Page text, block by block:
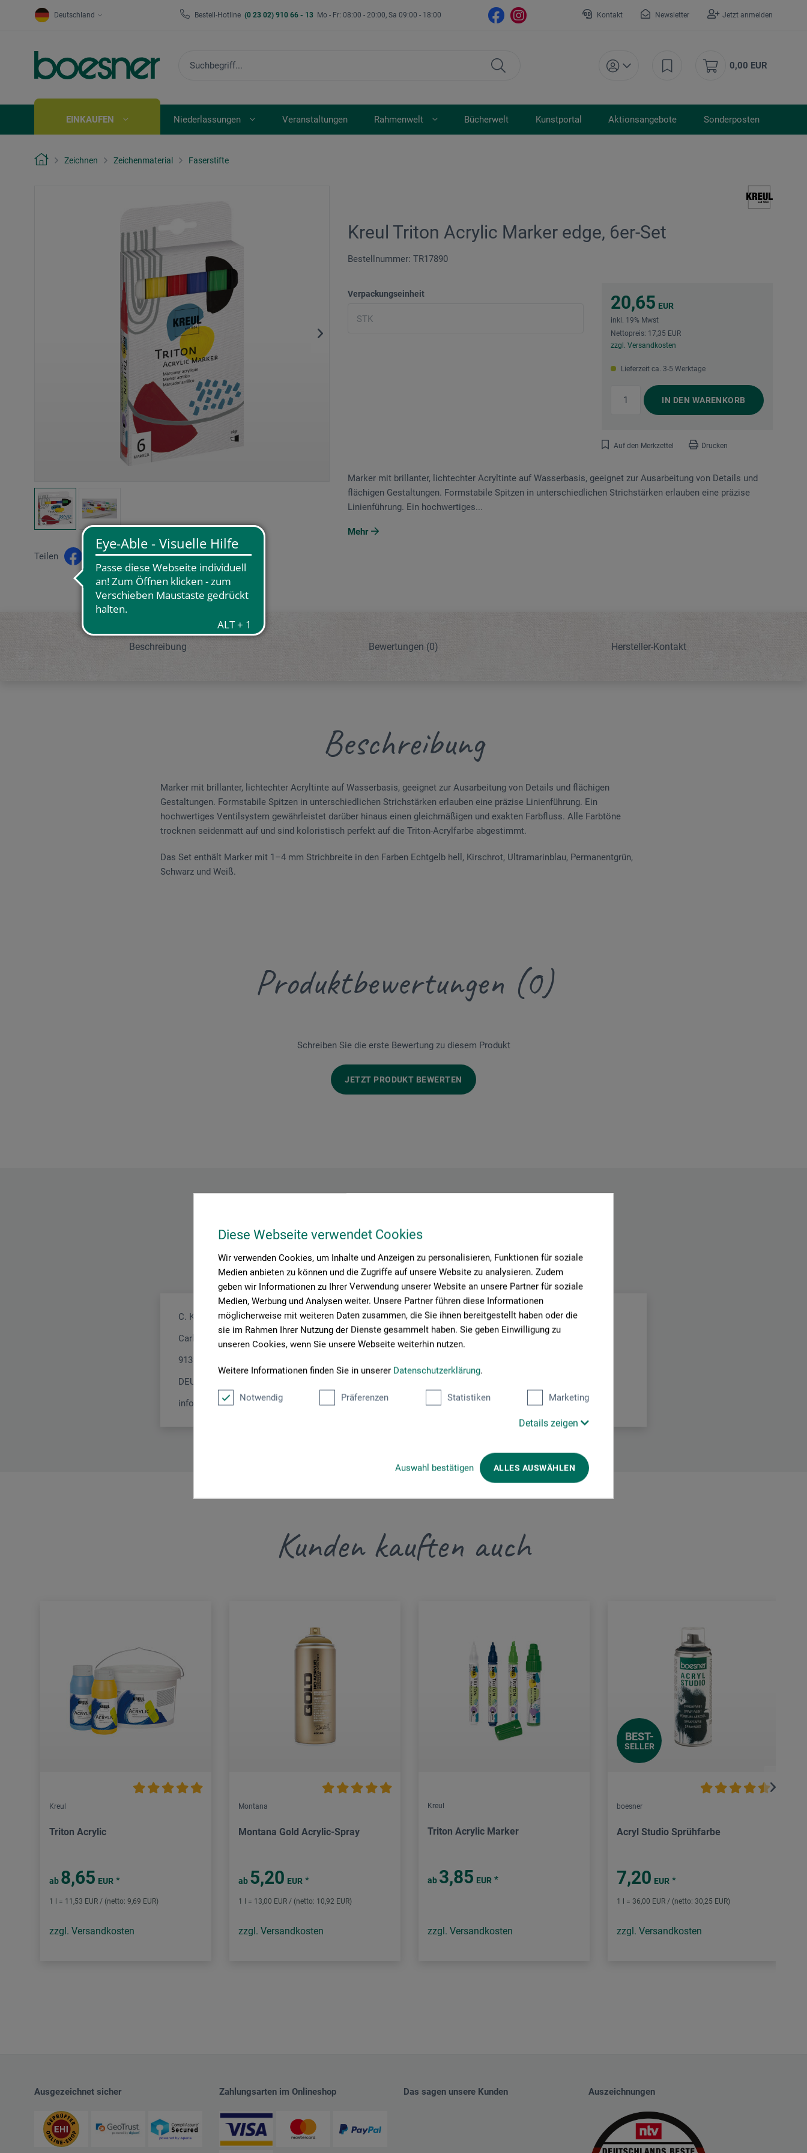
Diese Webseite verwendet Cookies
Wir verwenden Cookies, um Inhalte und Anzeigen zu personalisieren, Funktionen für soziale
Medien anbieten zu können und die Zugriffe auf unsere Website zu analysieren. Zudem
geben wir Informationen zu Ihrer Verwendung unserer Website an unsere Partner für soziale
Medien, Werbung und Analysen weiter. Unsere Partner führen diese Informationen
möglicherweise mit weiteren Daten zusammen, die Sie ihnen bereitgestellt haben oder die
sie im Rahmen Ihrer Nutzung der Dienste gesammelt haben. Sie geben Einwilligung zu
unseren Cookies, wenn Sie unsere Webseite weiterhin nutzen.
Weitere Informationen finden Sie in unserer Datenschutzerklärung.
Notwendig Präferenzen Statistiken Marketing
Details zeigen
Auswahl bestätigen ALLES AUSWÄHLEN
Deutschland Bestell-Hotline (0 23 02) 910 66 - 13 Mo - Fr: 08:00 - 20:00, Sa 09:00 - 18:00 Kontakt Newsletter Jetzt anmelden
0,00 EUR
EINKAUFEN Niederlassungen Veranstaltungen Rahmenwelt Bücherwelt Kunstportal Aktionsangebote Sonderposten
Zeichnen Zeichenmaterial Faserstifte
Kreul Triton Acrylic Marker edge, 6er-Set
Bestellnummer: TR17890
Verpackungseinheit 20,65 EUR
inkl. 19% Mwst
Nettopreis: 17,35 EUR
zzgl. Versandkosten
Lieferzeit ca. 3-5 Werktage
IN DEN WARENKORB
Auf den Merkzettel Drucken
Teilen
Marker mit brillanter, lichtechter Acryltinte auf Wasserbasis, geeignet zur Ausarbeitung von Details und
flächigen Gestaltungen. Formstabile Spitzen in unterschiedlichen Strichstärken erlauben eine präzise
Linienführung. Ein hochwertiges...
Mehr
Beschreibung Bewertungen (0) Hersteller-Kontakt
Beschreibung
Marker mit brillanter, lichtechter Acryltinte auf Wasserbasis, geeignet zur Ausarbeitung von Details und flächigen
Gestaltungen. Formstabile Spitzen in unterschiedlichen Strichstärken erlauben eine präzise Linienführung. Ein
hochwertiges Ventilsystem gewährleistet darüber hinaus einen gleichmäßigen und exakten Farbfluss. Alle Farbtöne
trocknen seidenmatt auf und sind koloristisch perfekt auf die Triton-Acrylfarbe abgestimmt.
Das Set enthält Marker mit 1–4 mm Strichbreite in den Farben Echtgelb hell, Kirschrot, Ultramarinblau, Permanentgrün,
Schwarz und Weiß.
Produktbewertungen (0)
Schreiben Sie die erste Bewertung zu diesem Produkt
JETZT PRODUKT BEWERTEN
Hersteller-Kontakt
Hier finden Sie die Kontaktdaten des Herstellers zu diesem Produkt.
C. Kreul GmbH & Co. KG
Carl-Kreul-Str. 2
91352 Hallerndorf
DEUTSCHLAND
info@c-kreul.de
Kunden kauften auch
Kreul
Triton Acrylic
ab 8,65 EUR *
1 l = 11,53 EUR / (netto: 9,69 EUR)
zzgl. Versandkosten
Montana
Montana Gold Acrylic-Spray
ab 5,20 EUR *
1 l = 13,00 EUR / (netto: 10,92 EUR)
zzgl. Versandkosten
Kreul
Triton Acrylic Marker
ab 3,85 EUR *
zzgl. Versandkosten
BEST-
SELLER
boesner
Acryl Studio Sprühfarbe
7,20 EUR *
1 l = 36,00 EUR / (netto: 30,25 EUR)
zzgl. Versandkosten
Ausgezeichnet sicher Zahlungsarten im Onlineshop Das sagen unsere Kunden Auszeichnungen